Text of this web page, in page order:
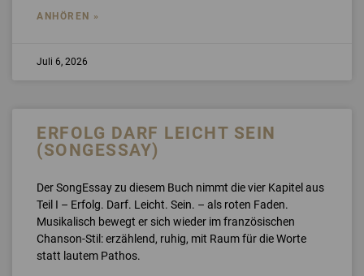
ANHÖREN »
Juli 6, 2026
ERFOLG DARF LEICHT SEIN
(SONGESSAY)
Der SongEssay zu diesem Buch nimmt die vier Kapitel aus
Teil I – Erfolg. Darf. Leicht. Sein. – als roten Faden.
Musikalisch bewegt er sich wieder im französischen
Chanson-Stil: erzählend, ruhig, mit Raum für die Worte
statt lautem Pathos.